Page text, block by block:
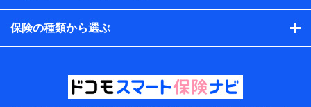
コンサルティングサービスの実施のため
アンケートやキャンペーン等の実施のため
上記に係る案内・手続き・管理等付帯業務を行うため
当該個人データを取り扱う各共同利用者（詳細は次のと
保険の種類から選ぶ